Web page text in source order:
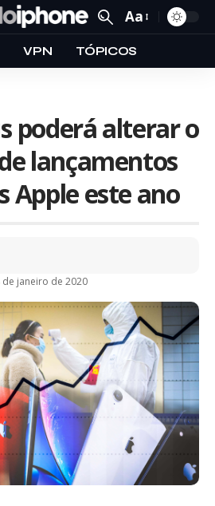
Aa
VPN TÓPICOS
poderá alterar o
lançamentos
Apple este ano
janeiro de 2020